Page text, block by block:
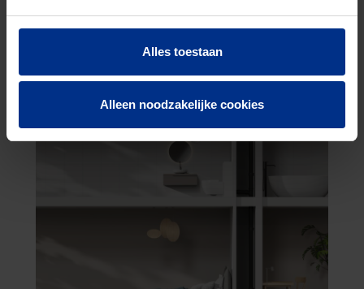
Alles toestaan
Alleen noodzakelijke cookies
comfort en de levenskwaliteit in een woning,
spreekt voor zich.